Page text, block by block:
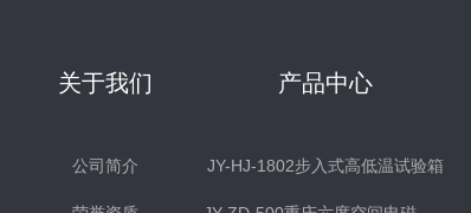
关于我们
公司简介
产品中心
JY-HJ-1802步入式高低温试验箱